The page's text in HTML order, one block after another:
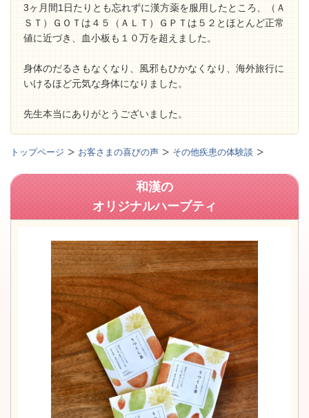
3ヶ月間1日たりとも忘れずに漢方薬を服用したところ、（Ａ
ＳＴ）ＧＯＴは４５（ＡＬＴ）ＧＰＴは５２とほとんど正常
値に近づき、血小板も１０万を超えました。
身体のだるさもなくなり、風邪もひかなくなり、海外旅行に
いけるほど元気な身体になりました。
先生本当にありがとうございました。
トップページ お客さまの喜びの声 その他疾患の体験談
和漢の
オリジナルハーブティ